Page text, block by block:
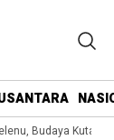
Budaya Kutai